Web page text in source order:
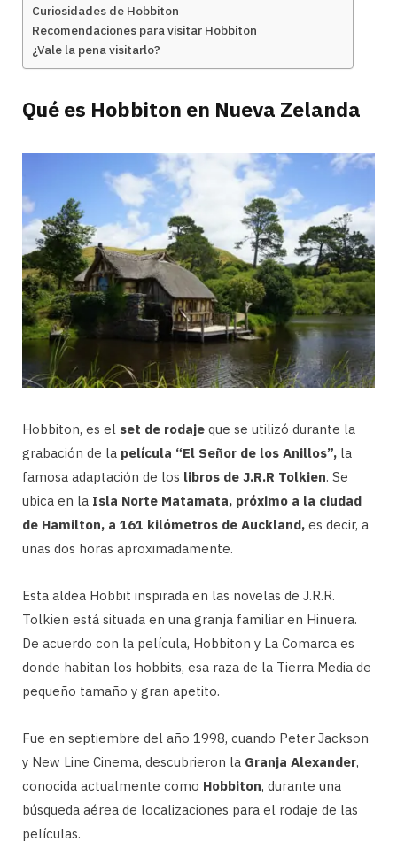
Curiosidades de Hobbiton
Recomendaciones para visitar Hobbiton
¿Vale la pena visitarlo?
Qué es Hobbiton en Nueva Zelanda
Hobbiton, es el set de rodaje que se utilizó durante la
grabación de la película “El Señor de los Anillos”, la
famosa adaptación de los libros de J.R.R Tolkien. Se
ubica en la Isla Norte Matamata, próximo a la ciudad
de Hamilton, a 161 kilómetros de Auckland, es decir, a
unas dos horas aproximadamente.
Esta aldea Hobbit inspirada en las novelas de J.R.R.
Tolkien está situada en una granja familiar en Hinuera.
De acuerdo con la película, Hobbiton y La Comarca es
donde habitan los hobbits, esa raza de la Tierra Media de
pequeño tamaño y gran apetito.
Fue en septiembre del año 1998, cuando Peter Jackson
y New Line Cinema, descubrieron la Granja Alexander,
conocida actualmente como Hobbiton, durante una
búsqueda aérea de localizaciones para el rodaje de las
películas.